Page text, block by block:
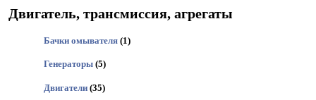
Двигатель, трансмиссия, агрегаты
Бачки омывателя (1)
Генераторы (5)
Двигатели (35)